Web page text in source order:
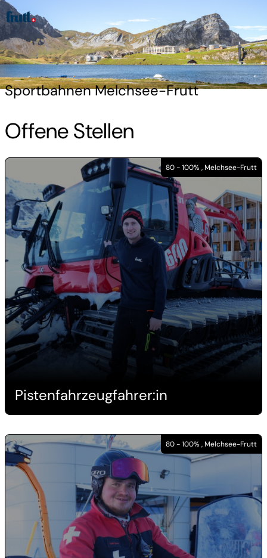
Sportbahnen Melchsee-Frutt
Offene Stellen
80 - 100% , Melchsee-Frutt
Pistenfahrzeugfahrer:in
80 - 100% , Melchsee-Frutt